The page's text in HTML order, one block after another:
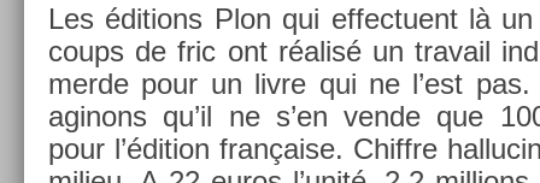
Les édi­tions Plon qui ef­fectuent là
coups de fric ont réalisé un travail
merde pour un livre qui ne l’est
aginons qu’il ne s’en vende que
pour l’édi­tion française. Chiffre